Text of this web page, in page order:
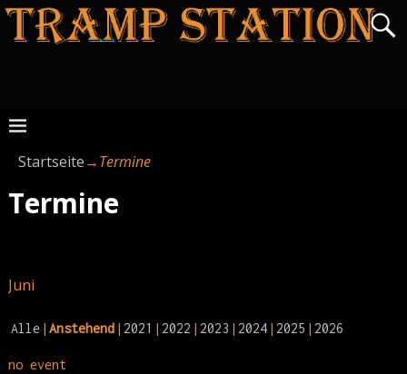
Startseite→Termine
Termine
Juni
Alle Anstehend 2021 2022 2023 2024 2025 2026
no event